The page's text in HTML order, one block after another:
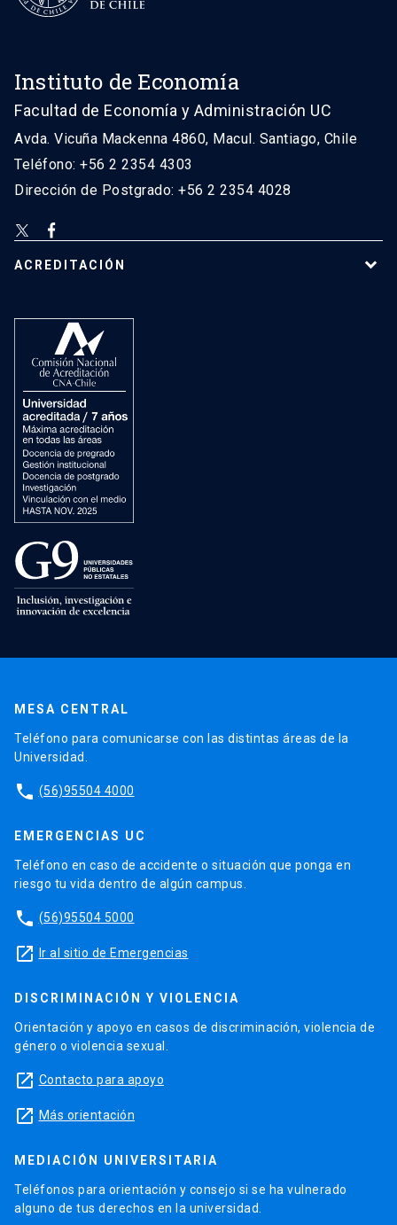
Instituto de Economía
Facultad de Economía y Administración UC
Avda. Vicuña Mackenna 4860, Macul. Santiago, Chile
Teléfono: +56 2 2354 4303
Dirección de Postgrado: +56 2 2354 4028
ACREDITACIÓN
MESA CENTRAL
Teléfono para comunicarse con las distintas áreas de la
Universidad.
phone (56)95504 4000
EMERGENCIAS UC
Teléfono en caso de accidente o situación que ponga en
riesgo tu vida dentro de algún campus.
phone (56)95504 5000
launch Ir al sitio de Emergencias
DISCRIMINACIÓN Y VIOLENCIA
Orientación y apoyo en casos de discriminación, violencia de
género o violencia sexual.
launch Contacto para apoyo
launch Más orientación
MEDIACIÓN UNIVERSITARIA
Teléfonos para orientación y consejo si se ha vulnerado
alguno de tus derechos en la universidad.